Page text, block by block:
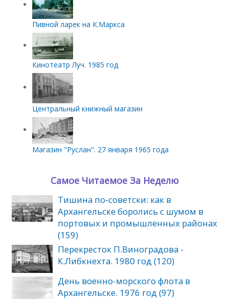
Пивной ларек на К.Маркса
Кинотеатр Луч. 1985 год
Центральный книжный магазин
Магазин "Руслан". 27 января 1965 года
Самое Читаемое За Неделю
Тишина по‑советски: как в
Архангельске боролись с шумом в
портовых и промышленных районах
(159)
Перекресток П.Виноградова -
К.Либкнехта. 1980 год (120)
День военно-морского флота в
Архангельске. 1976 год (97)